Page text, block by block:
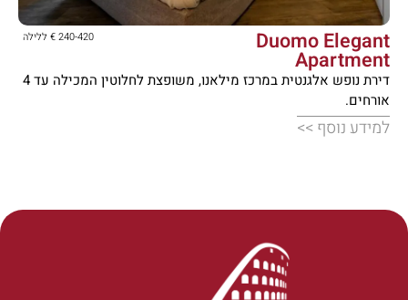




Duomo Elegant
Apartment
240-420 € ללילה
דירת נופש אלגנטית במרכז מילאנו, משופצת לחלוטין המכילה עד 4
אורחים.
למידע נוסף >>